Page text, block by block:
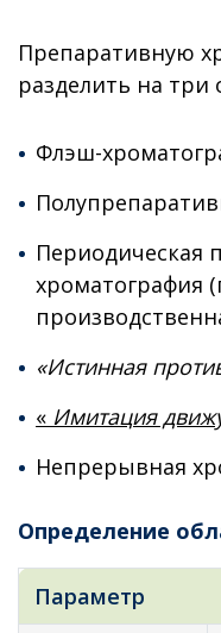
Препаративную
разделить на
Флэш-
Периодическая
хроматография
«Истинная
« Имитация
Непрерывная
Определение
Параметр